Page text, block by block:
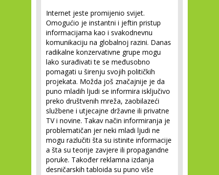
Internet jeste promijenio svijet.
Omogućio je instantni i jeftin pristup
informacijama kao i svakodnevnu
komunikaciju na globalnoj razini. Danas
radikalne konzervativne grupe mogu
lako surađivati te se međusobno
pomagati u širenju svojih političkih
projekata. Možda još značajnije je da
puno mladih ljudi se informira isključivo
preko društvenih mreža, zaobilazeći
službene i utjecajne državne ili privatne
TV i novine. Takav način informiranja je
problematičan jer neki mladi ljudi ne
mogu razlučiti šta su istinite informacije
a šta su teorije zavjere ili propagandne
poruke. Također reklamna izdanja
desničarskih tabloida su puno više